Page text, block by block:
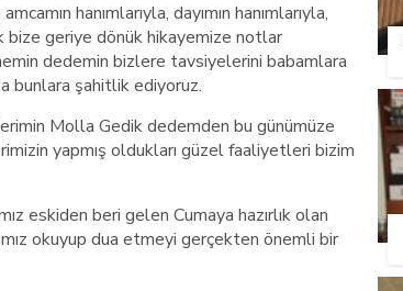
hanımlarıyla, dayımın hanımlarıyla,
bize geriye dönük hikayemize notlar
dedemin bizlere tavsiyelerini babamlara
bunlara şahitlik ediyoruz.
Molla Gedik dedemden bu günümüze
yapmış oldukları güzel faaliyetleri bizim
eskiden beri gelen Cumaya hazırlık olan
okuyup dua etmeyi gerçekten önemli bir